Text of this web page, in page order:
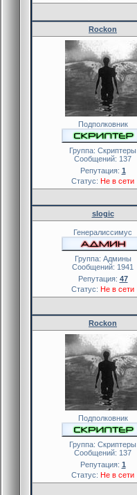
Rockon
Подполковник
Группа: Скриптеры
Сообщений: 137
Репутация: 1
Статус: Не в сети
slogic
Генералиссимус
Группа: Админы
Сообщений: 1941
Репутация: 47
Статус: Не в сети
Rockon
Подполковник
Группа: Скриптеры
Сообщений: 137
Репутация: 1
Статус: Не в сети